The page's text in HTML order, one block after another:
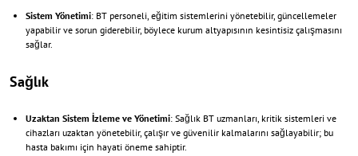
Sistem Yönetimi: BT personeli, eğitim sistemlerini yönetebilir, güncellemeler
yapabilir ve sorun giderebilir, böylece kurum altyapısının kesintisiz çalışmasını
sağlar.
Sağlık
Uzaktan Sistem İzleme ve Yönetimi: Sağlık BT uzmanları, kritik sistemleri ve
cihazları uzaktan yönetebilir, çalışır ve güvenilir kalmalarını sağlayabilir; bu
hasta bakımı için hayati öneme sahiptir.